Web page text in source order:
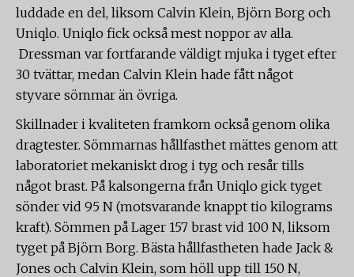
luddade en del, liksom Calvin Klein, Björn Borg och
Uniqlo. Uniqlo fick också mest noppor av alla.
Dressman var fortfarande väldigt mjuka i tyget efter
30 tvättar, medan Calvin Klein hade fått något
styvare sömmar än övriga.
Skillnader i kvaliteten framkom också genom olika
dragtester. Sömmarnas hållfasthet mättes genom att
laboratoriet mekaniskt drog i tyg och resår tills
något brast. På kalsongerna från Uniqlo gick tyget
sönder vid 95 N (motsvarande knappt tio kilograms
kraft). Sömmen på Lager 157 brast vid 100 N, liksom
tyget på Björn Borg. Bästa hållfastheten hade Jack &
Jones och Calvin Klein, som höll upp till 150 N,